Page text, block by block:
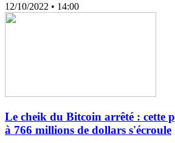
12/10/2022 • 14:00
Le cheik du Bitcoin arrêté : cette
à 766 millions de dollars s'écroule